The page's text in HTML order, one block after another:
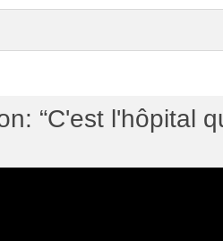
“C'est l'hôpital